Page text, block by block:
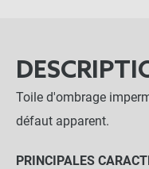
Toile d'ombrage
défaut apparent.
PRINCIPALES